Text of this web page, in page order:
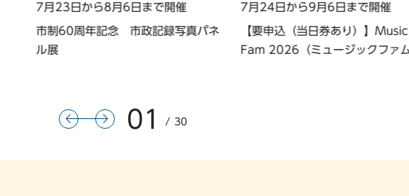
前のスライドを表示
次のスライドを表示
01 30
7月23日から8月6日まで開催
市制60周年記念 市政記録写真パネ
ル展
7月24日から9月6日まで開催
【要申込（当日券あり）】Music
Fam 2026（ミュージックファ